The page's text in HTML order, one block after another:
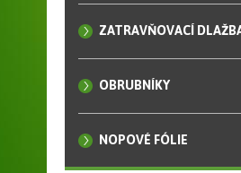
ZATRAVŇOVACÍ
OBRUBNÍKY
NOPOVÉ FÓLIE